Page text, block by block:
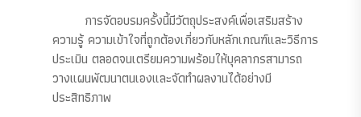
การจัดอบรมครั้งนี้มีวัตถุประสงค์เพื่อเสริมสร้าง
ความรู้ ความเข้าใจที่ถูกต้องเกี่ยวกับหลักเกณฑ์และวิธีการ
ประเมิน ตลอดจนเตรียมความพร้อมให้บุคลากรสามารถ
วางแผนพัฒนาตนเองและจัดทำผลงานได้อย่างมี
ประสิทธิภาพ